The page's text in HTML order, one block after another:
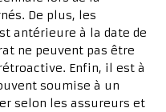
De plus, les
antérieure à la date de
ne peuvent pas être
Enfin, il est à
soumise à un
selon les assureurs et